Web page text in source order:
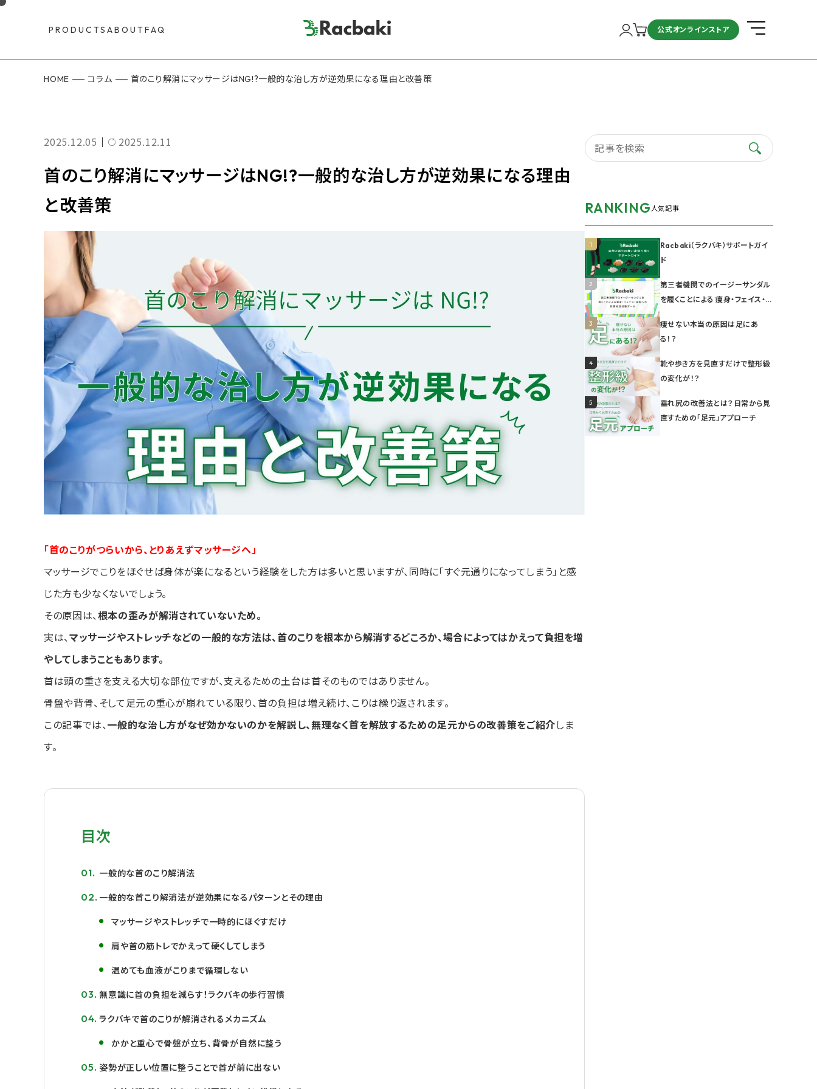
PRODUCTS ABOUTFAQ 公式オンラインストア
HOME コラム 首のこり解消にマッサージはNG!?一般的な治し方が逆効果になる理由と改善策
2025.12.05 2025.12.11
首のこり解消にマッサージはNG!?一般的な治し方が逆効果になる理由
と改善策
「首のこりがつらいから、とりあえずマッサージへ」
マッサージでこりをほぐせば身体が楽になるという経験をした方は多いと思いますが、同時に「すぐ元通りになってしまう」と感
じた方も少なくないでしょう。
その原因は、根本の歪みが解消されていないため。
実は、マッサージやストレッチなどの一般的な方法は、首のこりを根本から解消するどころか、場合によってはかえって負担を増
やしてしまうこともあります。
首は頭の重さを支える大切な部位ですが、支えるための土台は首そのものではありません。
骨盤や背骨、そして足元の重心が崩れている限り、首の負担は増え続け、こりは繰り返されます。
この記事では、一般的な治し方がなぜ効かないのかを解説し、無理なく首を解放するための足元からの改善策をご紹介しま
す。
目次
一般的な首のこり解消法
一般的な首こり解消法が逆効果になるパターンとその理由
マッサージやストレッチで一時的にほぐすだけ
肩や首の筋トレでかえって硬くしてしまう
温めても血液がこりまで循環しない
無意識に首の負担を減らす！ラクバキの歩行習慣
ラクバキで首のこりが解消されるメカニズム
かかと重心で骨盤が立ち、背骨が自然に整う
姿勢が正しい位置に整うことで首が前に出ない
RANKING 人気記事
1
Racbaki（ラクバキ）サポートガイ
ド
2
第三者機関でのイージーサンダル
を履くことによる 痩身・フェイス・姿
3
痩せない本当の原因は足にあ
る！？
4
靴や歩き方を見直すだけで整形級
の変化が！？
5
垂れ尻の改善法とは？日常から見
直すための「足元」アプローチ